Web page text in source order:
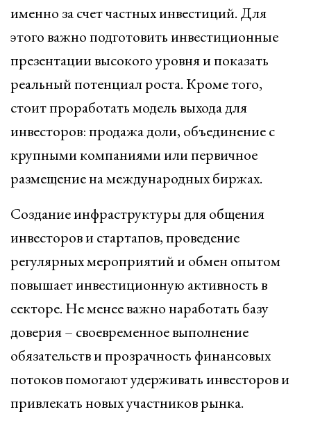
именно за счет частных инвестиций. Для
этого важно подготовить инвестиционные
презентации высокого уровня и показать
реальный потенциал роста. Кроме того,
стоит проработать модель выхода для
инвесторов: продажа доли, объединение с
крупными компаниями или первичное
размещение на международных биржах.
Создание инфраструктуры для общения
инвесторов и стартапов, проведение
регулярных мероприятий и обмен опытом
повышает инвестиционную активность в
секторе. Не менее важно наработать базу
доверия – своевременное выполнение
обязательств и прозрачность финансовых
потоков помогают удерживать инвесторов и
привлекать новых участников рынка.